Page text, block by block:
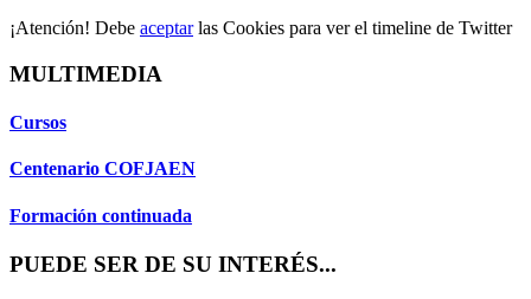
¡Atención! Debe aceptarlas Cookies para ver el timeline de Twitter
MULTIMEDIA
Cursos
Centenario COFJAEN
Formación continuada
PUEDE SER DE SU INTERÉS...